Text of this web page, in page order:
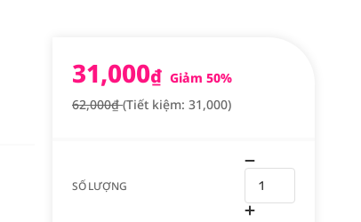
31,000₫ Giảm 50%
62,000₫(Tiết kiệm: 31,000)
SỐ LƯỢNG